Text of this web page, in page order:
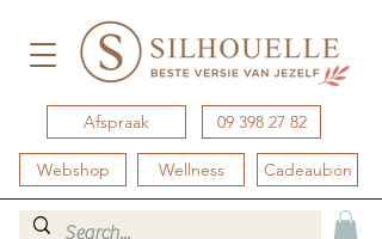
09 398 27 82
Afspraak
Webshop Wellness Cadeaubon